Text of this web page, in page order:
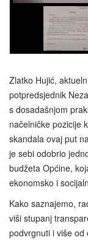
Zlatko Hujić,
potpredsjednik
s dosadašnjom
načelničke pozicije
skandala ovaj put
je sebi odobrio
budžeta Općine,
ekonomsko i
Kako saznajemo,
viši stupanj
podvrgnuti i više od